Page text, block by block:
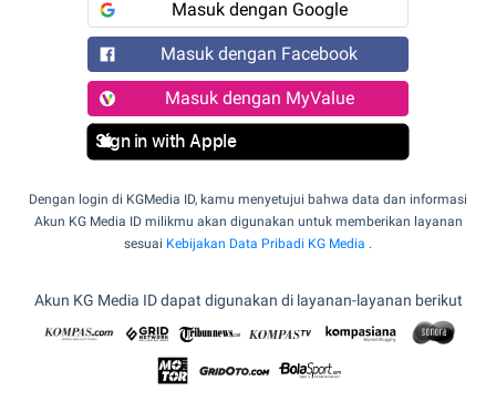
Masuk dengan Google
Masuk dengan Facebook
Masuk dengan MyValue
Sign in with Apple
Dengan login di KGMedia ID, kamu menyetujui bahwa data dan informasi
Akun KG Media ID milikmu akan digunakan untuk memberikan layanan
sesuai Kebijakan Data Pribadi KG Media .
Akun KG Media ID dapat digunakan di layanan-layanan berikut